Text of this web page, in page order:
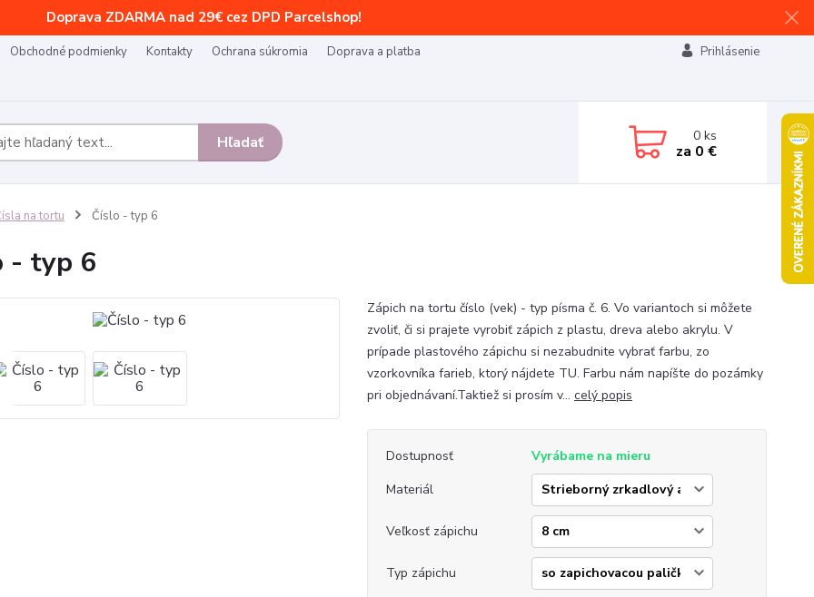
Doprava ZDARMA nad 29€ cez DPD Parcelshop!
Obchodné podmienky Kontakty Ochrana súkromia
Doprava a platba
Prihlásenie
Hľadať 0ks
za 0 €
na tortu Číslo - typ 6
- typ 6
Zápich na tortu číslo (vek) - typ písma č. 6. Vo variantoch si môžete
zvoliť, či si prajete vyrobiť zápich z plastu, dreva alebo akrylu. V
prípade plastového zápichu si nezabudnite vybrať farbu, zo
vzorkovníka farieb, ktorý nájdete TU. Farbu nám napíšte do pozámky
pri objednávaní.Taktiež si prosím v... celý popis
Dostupnosť
Vyrábame na mieru
Materiál
Veľkosť zápichu
Typ zápichu